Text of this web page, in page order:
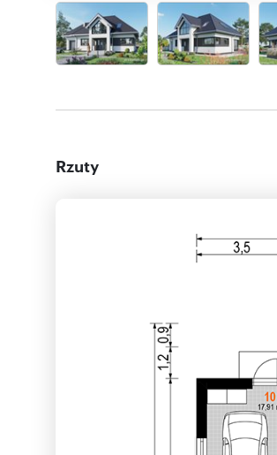
Rzuty